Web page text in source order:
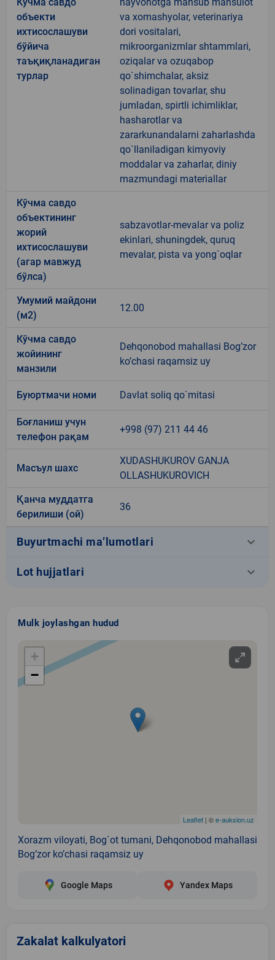
объекти
ихтисослашуви
бўйича
таъқиқланадиган
турлар
va xomashyolar, veterinariya
dori vositalari,
mikroorganizmlar shtammlari,
oziqalar va ozuqabop
qo`shimchalar, aksiz
solinadigan tovarlar, shu
jumladan, spirtli ichimliklar,
hasharotlar va
zararkunandalarni zaharlashda
qo`llaniladigan kimyoviy
moddalar va zaharlar, diniy
mazmundagi materiallar
Кўчма савдо
объектининг
жорий
ихтисослашуви
(агар мавжуд
бўлса)
sabzavotlar-mevalar va poliz
ekinlari, shuningdek, quruq
mevalar, pista va yong`oqlar
Умумий майдони
(м2)
12.00
Кўчма савдо
жойининг
манзили
Dehqonobod mahallasi Bog’zor
ko’chasi raqamsiz uy
Буюртмачи номи Davlat soliq qo`mitasi
Боғланиш учун
телефон рақам
+998 (97) 211 44 46
Масъул шахс
XUDASHUKUROV GANJA
OLLASHUKUROVICH
Қанча муддатга
берилиши (ой)
36
Buyurtmachi ma’lumotlari keyboard_arrow_down
Lot hujjatlari keyboard_arrow_down
Mulk joylashgan hudud
+
−
Leaflet | ©e-auksion.uz
Xorazm viloyati, Bog`ot tumani, Dehqonobod mahallasi
Bog’zor ko’chasi raqamsiz uy
Google Maps Yandex Maps
Zakalat kalkulyatori